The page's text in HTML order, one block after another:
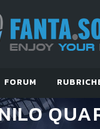
FORUM